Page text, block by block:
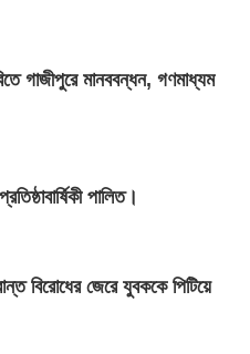
গাজীপুরে মানববন্ধন, গণমাধ্যম
পালিত।
বিরোধের জেরে যুবককে পিটিয়ে